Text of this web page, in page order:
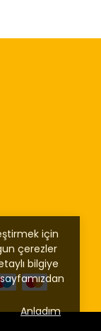
için
çerezler
bilgiye
Anladım